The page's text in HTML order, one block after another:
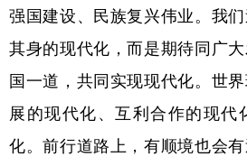
强国建设、民族复兴伟业。我
其身的现代化，而是期待同广
国一道，共同实现现代化。世
展的现代化、互利合作的现代
化。前行道路上，有顺境也会